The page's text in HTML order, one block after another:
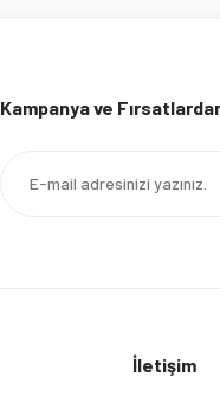
Kampanya ve
İletişim